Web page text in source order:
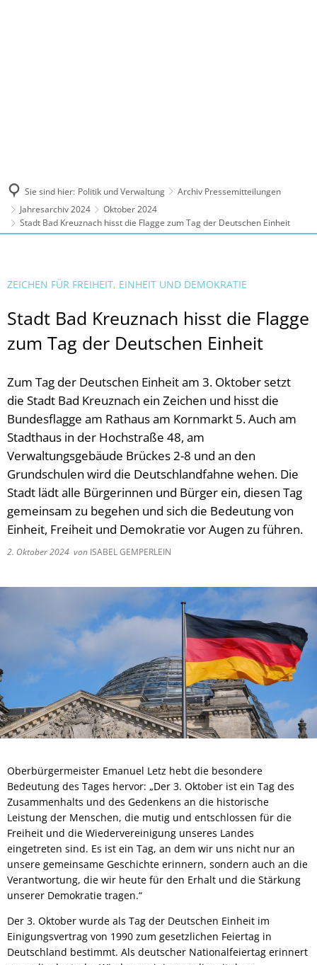
Sie sind hier: Politik und Verwaltung
Archiv Pressemitteilungen
Jahresarchiv 2024
Oktober 2024
Stadt Bad Kreuznach hisst die Flagge zum Tag der Deutschen Einheit
ZEICHEN FÜR FREIHEIT, EINHEIT UND DEMOKRATIE
Stadt Bad Kreuznach hisst die Flagge
zum Tag der Deutschen Einheit
Zum Tag der Deutschen Einheit am 3. Oktober setzt
die Stadt Bad Kreuznach ein Zeichen und hisst die
Bundesflagge am Rathaus am Kornmarkt 5. Auch am
Stadthaus in der Hochstraße 48, am
Verwaltungsgebäude Brückes 2-8 und an den
Grundschulen wird die Deutschlandfahne wehen. Die
Stadt lädt alle Bürgerinnen und Bürger ein, diesen Tag
gemeinsam zu begehen und sich die Bedeutung von
Einheit, Freiheit und Demokratie vor Augen zu führen.
2. Oktober 2024 von ISABEL GEMPERLEIN
Oberbürgermeister Emanuel Letz hebt die besondere
Bedeutung des Tages hervor: „Der 3. Oktober ist ein Tag des
Zusammenhalts und des Gedenkens an die historische
Leistung der Menschen, die mutig und entschlossen für die
Freiheit und die Wiedervereinigung unseres Landes
eingetreten sind. Es ist ein Tag, an dem wir uns nicht nur an
unsere gemeinsame Geschichte erinnern, sondern auch an die
Verantwortung, die wir heute für den Erhalt und die Stärkung
unserer Demokratie tragen.“
Der 3. Oktober wurde als Tag der Deutschen Einheit im
Einigungsvertrag von 1990 zum gesetzlichen Feiertag in
Deutschland bestimmt. Als deutscher Nationalfeiertag erinnert